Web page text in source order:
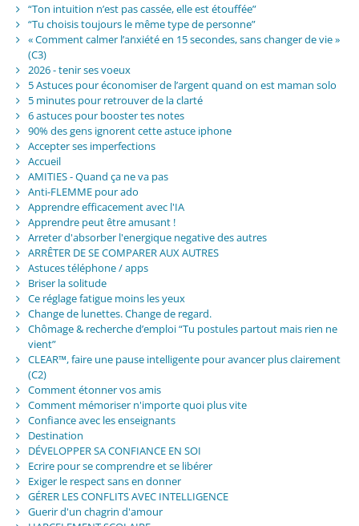
“Ton intuition n’est pas cassée, elle est étouffée”
“Tu choisis toujours le même type de personne”
« Comment calmer l’anxiété en 15 secondes, sans changer de vie »
(C3)
2026 - tenir ses voeux
5 Astuces pour économiser de l’argent quand on est maman solo
5 minutes pour retrouver de la clarté
6 astuces pour booster tes notes
90% des gens ignorent cette astuce iphone
Accepter ses imperfections
Accueil
AMITIES - Quand ça ne va pas
Anti-FLEMME pour ado
Apprendre efficacement avec l'IA
Apprendre peut être amusant !
Arreter d'absorber l'energique negative des autres
ARRÊTER DE SE COMPARER AUX AUTRES
Astuces téléphone / apps
Briser la solitude
Ce réglage fatigue moins les yeux
Change de lunettes. Change de regard.
Chômage & recherche d’emploi “Tu postules partout mais rien ne
vient”
CLEAR™, faire une pause intelligente pour avancer plus clairement
(C2)
Comment étonner vos amis
Comment mémoriser n'importe quoi plus vite
Confiance avec les enseignants
Destination
DÉVELOPPER SA CONFIANCE EN SOI
Ecrire pour se comprendre et se libérer
Exiger le respect sans en donner
GÉRER LES CONFLITS AVEC INTELLIGENCE
Guerir d'un chagrin d'amour